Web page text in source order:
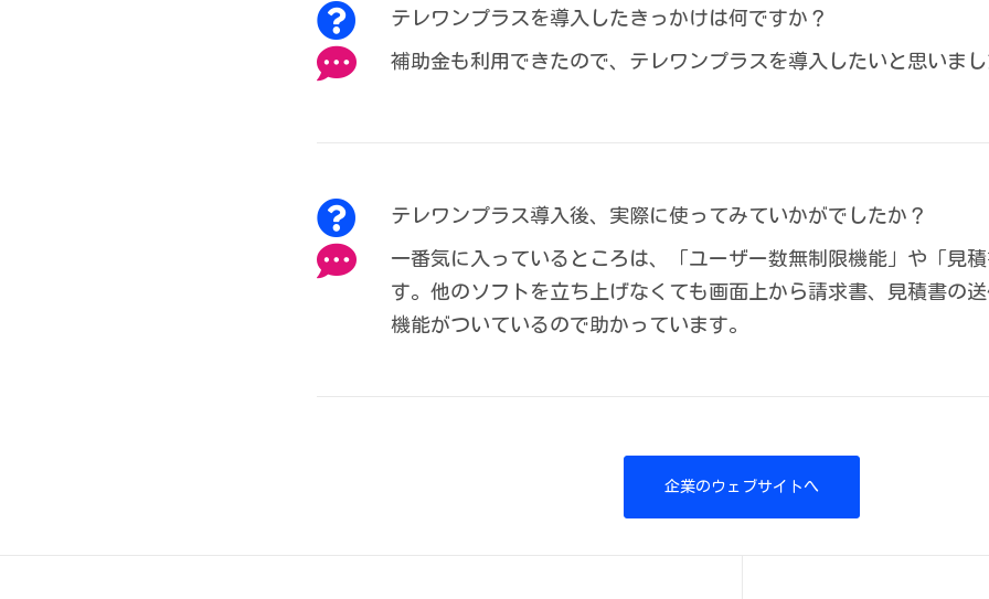
テレワンプラスを導入したきっかけは何ですか？
補助金も利用できたので、テレワンプラスを導入したいと思いま
テレワンプラス導入後、実際に使ってみていかがでしたか？
一番気に入っているところは、「ユーザー数無制限機能」や「見
す。他のソフトを立ち上げなくても画面上から請求書、見積書の
機能がついているので助かっています。
企業のウェブサイトへ